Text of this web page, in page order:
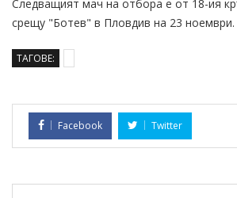
Следващият мач на отбора е от 18-ия
срещу "Ботев" в Пловдив на 23 ноември.
ТАГОВЕ:
Facebook Twitter